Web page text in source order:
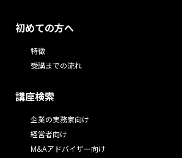
初めての方へ
特徴
受講までの流れ
講座検索
企業の実務家向け
経営者向け
M&Aアドバイザー向け